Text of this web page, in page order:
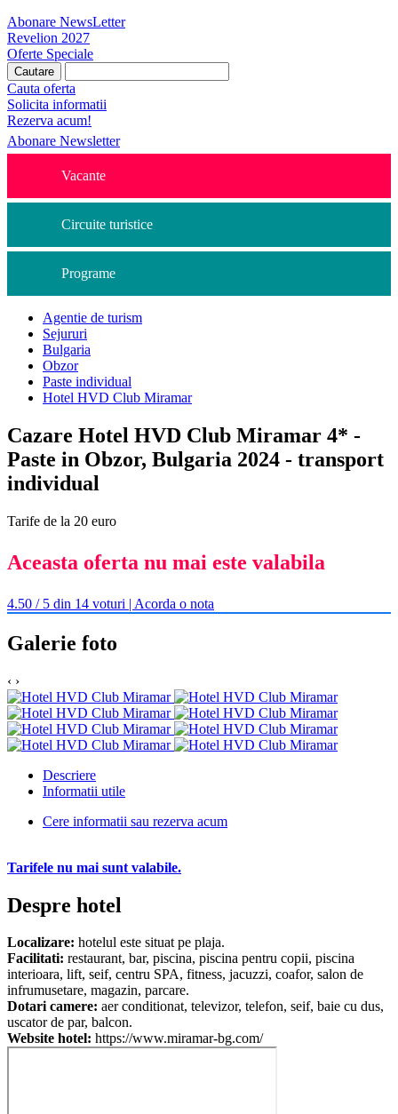
Abonare NewsLetter
Revelion 2027
Oferte Speciale
Cauta oferta
Solicita informatii
Rezerva acum!
Abonare Newsletter
Vacante
Circuite turistice
Programe
Agentie de turism
Sejururi
Bulgaria
Obzor
Paste individual
Hotel HVD Club Miramar
Cazare Hotel HVD Club Miramar 4* -
Paste in Obzor, Bulgaria 2024 - transport
individual
Tarife de la 20 euro
Aceasta oferta nu mai este valabila
4.50 / 5 din 14 voturi | Acorda o nota
Galerie foto
‹ ›
Descriere
Informatii utile
Cere informatii sau rezerva acum
Tarifele nu mai sunt valabile.
Despre hotel
Localizare: hotelul este situat pe plaja.
Facilitati: restaurant, bar, piscina, piscina pentru copii, piscina
interioara, lift, seif, centru SPA, fitness, jacuzzi, coafor, salon de
infrumusetare, magazin, parcare.
Dotari camere: aer conditionat, televizor, telefon, seif, baie cu dus,
uscator de par, balcon.
Website hotel: https://www.miramar-bg.com/